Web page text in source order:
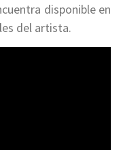
disponible en
del artista.